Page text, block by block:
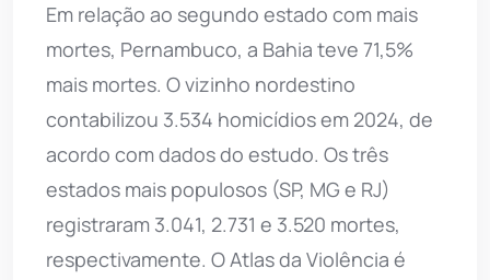
Em relação ao segundo estado com mais
mortes, Pernambuco, a Bahia teve 71,5%
mais mortes. O vizinho nordestino
contabilizou 3.534 homicídios em 2024, de
acordo com dados do estudo. Os três
estados mais populosos (SP, MG e RJ)
registraram 3.041, 2.731 e 3.520 mortes,
respectivamente. O Atlas da Violência é